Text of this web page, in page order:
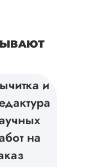
и
на
ошибок я не
исследования.
помогли
сроки и что не
пришлось
дорабатывать.